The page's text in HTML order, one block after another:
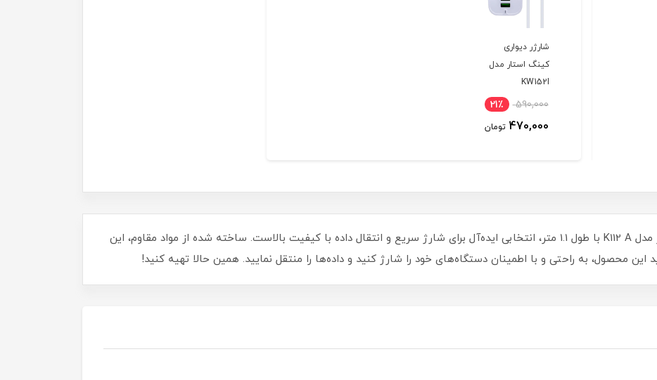
شارژر دیواری
کینگ استار مدل
KW152I
590,000 21٪
470,000 تومان
کابل تبدیل USB به MicroUSB کینگ استار مدل K112 A با طول 1.1 متر، انتخابی ایده‌آل برای شارژ سریع و انتقال داده با کیفیت بالاست. ساخته شده از مواد مقاوم، این
این محصول، به راحتی و با اطمینان دستگاه‌های خود را شارژ کنید و داده‌ها را منتقل نمایید. همین حالا تهیه کنید!